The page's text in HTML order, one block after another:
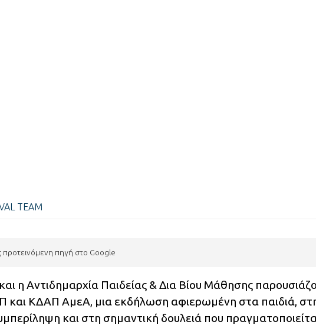
TEAM
πηγή στο Google
η Αντιδημαρχία Παιδείας & Δια Βίου Μάθησης
και ΚΔΑΠ ΑμεΑ, μια εκδήλωση αφιερωμένη στα παιδιά,
και στη σημαντική δουλειά που